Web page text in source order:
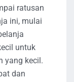
ratusan
ini, mulai
untuk
yang kecil.
dan